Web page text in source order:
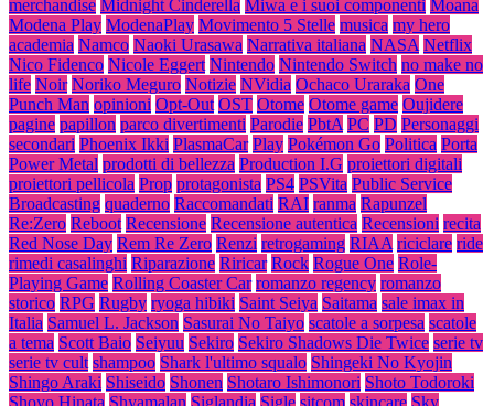
merchandise Midnight Cinderella Miwa e i suoi componenti Moana
Modena Play ModenaPlay Movimento 5 Stelle musica my hero
academia Namco Naoki Urasawa Narrativa italiana NASA Netflix
Nico Fidenco Nicole Eggert Nintendo Nintendo Switch no make no
life Noir Noriko Meguro Notizie NVidia Ochaco Uraraka One
Punch Man opinioni Opt-Out OST Otome Otome game Oujidere
pagine papillon parco divertimenti Parodie PbtA PC PD Personaggi
secondari Phoenix Ikki PlasmaCar Play Pokémon Go Politica Porta
Power Metal prodotti di bellezza Production I.G proiettori digitali
proiettori pellicola Prop protagonista PS4 PSVita Public Service
Broadcasting quaderno Raccomandati RAI ranma Rapunzel
Re:Zero Reboot Recensione Recensione autentica Recensioni recita
Red Nose Day Rem Re Zero Renzi retrogaming RIAA riciclare ride
rimedi casalinghi Riparazione Riricar Rock Rogue One Role-
Playing Game Rolling Coaster Car romanzo regency romanzo
storico RPG Rugby ryoga hibiki Saint Seiya Saitama sale imax in
Italia Samuel L. Jackson Sasurai No Taiyo scatole a sorpesa scatole
a tema Scott Baio Seiyuu Sekiro Sekiro Shadows Die Twice serie tv
serie tv cult shampoo Shark l'ultimo squalo Shingeki No Kyojin
Shingo Araki Shiseido Shonen Shotaro Ishimonori Shoto Todoroki
Shoyo Hinata Shyamalan Siglandia Sigle sitcom skincare Sky